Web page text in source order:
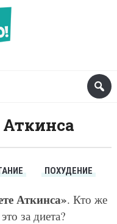
ПОХУДЕНИЕ
Аткинса». Кто же
за диета?